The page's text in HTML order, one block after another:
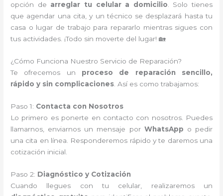
opción de arreglar tu celular a domicilio. Solo tienes
que agendar una cita, y un técnico se desplazará hasta tu
casa o lugar de trabajo para repararlo mientras sigues con
tus actividades. ¡Todo sin moverte del lugar! 🏡
¿Cómo Funciona Nuestro Servicio de Reparación?
Te ofrecemos un proceso de reparación sencillo,
rápido y sin complicaciones. Así es como trabajamos:
Paso 1: Contacta con Nosotros
Lo primero es ponerte en contacto con nosotros. Puedes
llamarnos, enviarnos un mensaje por WhatsApp o pedir
una cita en línea. Responderemos rápido y te daremos una
cotización inicial.
Paso 2: Diagnóstico y Cotización
Cuando llegues con tu celular, realizaremos un